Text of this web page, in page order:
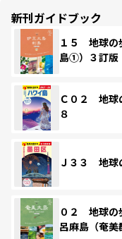
新刊ガイドブック
１５ 地球
島①）３訂版
Ｃ０２ 地球
８
Ｊ３３ 地
０２ 地球
呂麻島（奄